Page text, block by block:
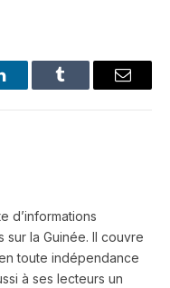
Tumblr Email
d’informations
sur la Guinée. Il couvre
toute indépendance
à ses lecteurs un